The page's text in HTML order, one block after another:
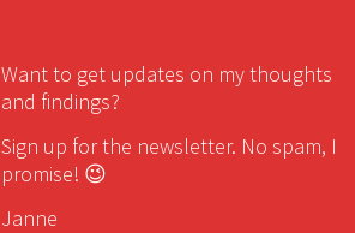
November 2016
October 2016
August 2016
Want to get updates on my thoughts
and findings?
Sign up for the newsletter. No spam, I
promise! 😉
Janne